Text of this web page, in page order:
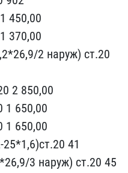
450,00
3​70,00
2 наруж) ​ст.20
2 850,00
1​ 650,00
1 650,00
41
3 на​руж) ст.20 45